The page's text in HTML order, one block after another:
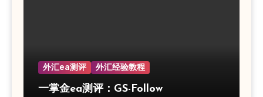
外汇ea测评 外汇经验教程
一掌金ea测评：GS-Follow